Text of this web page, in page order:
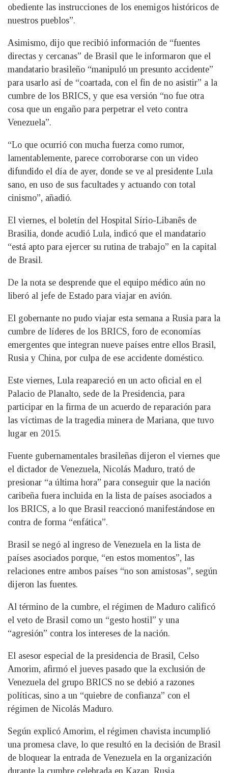
obediente las instrucciones de los enemigos históricos de
nuestros pueblos”.
Asimismo, dijo que recibió información de “fuentes
directas y cercanas” de Brasil que le informaron que el
mandatario brasileño “manipuló un presunto accidente”
para usarlo así de “coartada, con el fin de no asistir” a la
cumbre de los BRICS, y que esa versión “no fue otra
cosa que un engaño para perpetrar el veto contra
Venezuela”.
“Lo que ocurrió con mucha fuerza como rumor,
lamentablemente, parece corroborarse con un video
difundido el día de ayer, donde se ve al presidente Lula
sano, en uso de sus facultades y actuando con total
cinismo”, añadió.
El viernes, el boletín del Hospital Sírio-Libanês de
Brasilia, donde acudió Lula, indicó que el mandatario
“está apto para ejercer su rutina de trabajo” en la capital
de Brasil.
De la nota se desprende que el equipo médico aún no
liberó al jefe de Estado para viajar en avión.
El gobernante no pudo viajar esta semana a Rusia para la
cumbre de líderes de los BRICS, foro de economías
emergentes que integran nueve países entre ellos Brasil,
Rusia y China, por culpa de ese accidente doméstico.
Este viernes, Lula reapareció en un acto oficial en el
Palacio de Planalto, sede de la Presidencia, para
participar en la firma de un acuerdo de reparación para
las víctimas de la tragedia minera de Mariana, que tuvo
lugar en 2015.
Fuente gubernamentales brasileñas dijeron el viernes que
el dictador de Venezuela, Nicolás Maduro, trató de
presionar “a última hora” para conseguir que la nación
caribeña fuera incluida en la lista de países asociados a
los BRICS, a lo que Brasil reaccionó manifestándose en
contra de forma “enfática”.
Brasil se negó al ingreso de Venezuela en la lista de
países asociados porque, “en estos momentos”, las
relaciones entre ambos países “no son amistosas”, según
dijeron las fuentes.
Al término de la cumbre, el régimen de Maduro calificó
el veto de Brasil como un “gesto hostil” y una
“agresión” contra los intereses de la nación.
El asesor especial de la presidencia de Brasil, Celso
Amorim, afirmó el jueves pasado que la exclusión de
Venezuela del grupo BRICS no se debió a razones
políticas, sino a un “quiebre de confianza” con el
régimen de Nicolás Maduro.
Según explicó Amorim, el régimen chavista incumplió
una promesa clave, lo que resultó en la decisión de Brasil
de bloquear la entrada de Venezuela en la organización